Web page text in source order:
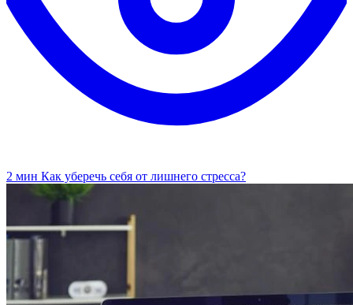
2 мин Как уберечь себя от лишнего стресса?